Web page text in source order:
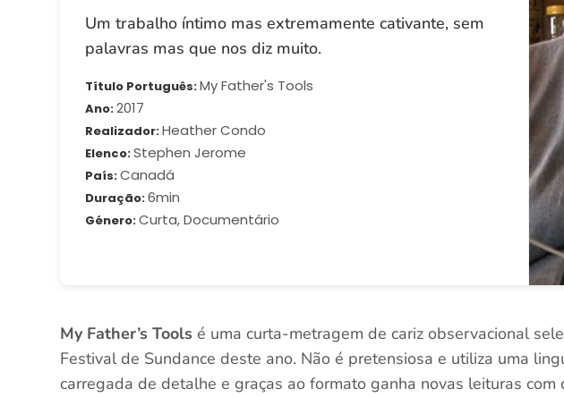
Um trabalho íntimo mas extremamente cativante, sem
palavras mas que nos diz muito.
Título Português My Father's Tools
Ano 2017
Realizador Heather Condo
Elenco Stephen Jerome
País Canadá
Duração 6min
Género Curta, Documentário
My Father’s Tools é uma curta-metragem de cariz observacional
Festival de Sundance deste ano. Não é pretensiosa e utiliza uma
carregada de detalhe e graças ao formato ganha novas leituras com